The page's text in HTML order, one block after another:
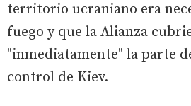
territorio ucraniano era
fuego y que la Alianza
"inmediatamente" la parte
control de Kiev.